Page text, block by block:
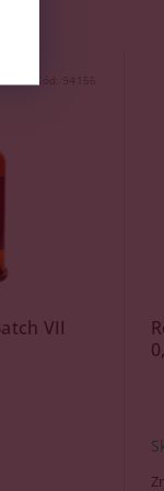
94156
VII